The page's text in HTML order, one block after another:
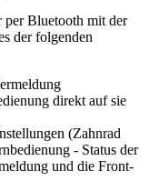
per Bluetooth mit der
der folgenden
direkt auf sie
(Zahnrad
- Status der
und die Front-